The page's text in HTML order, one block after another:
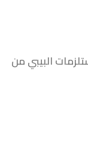
البيبي من